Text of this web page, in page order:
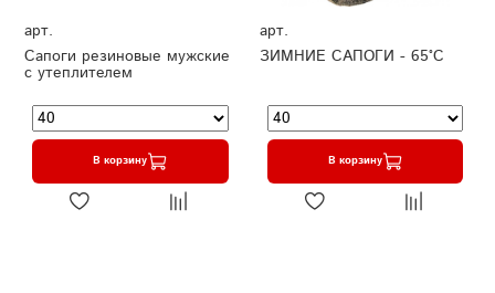
арт.
Сапоги резиновые мужские
с утеплителем
В корзину
арт.
ЗИМНИЕ САПОГИ - 65°C
В корзину